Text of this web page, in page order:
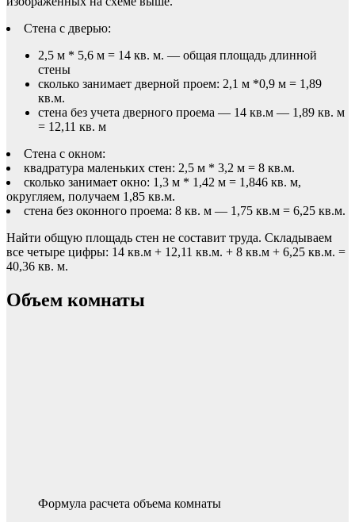
Стена с дверью:
2,5 м * 5,6 м = 14 кв. м. — общая площадь длинной
стены
сколько занимает дверной проем: 2,1 м *0,9 м = 1,89
кв.м.
стена без учета дверного проема — 14 кв.м — 1,89 кв. м
= 12,11 кв. м
Стена с окном:
квадратура маленьких стен: 2,5 м * 3,2 м = 8 кв.м.
сколько занимает окно: 1,3 м * 1,42 м = 1,846 кв. м,
округляем, получаем 1,85 кв.м.
стена без оконного проема: 8 кв. м — 1,75 кв.м = 6,25 кв.м.
Найти общую площадь стен не составит труда. Складываем
все четыре цифры: 14 кв.м + 12,11 кв.м. + 8 кв.м + 6,25 кв.м. =
40,36 кв. м.
Объем комнаты
Формула расчета объема комнаты